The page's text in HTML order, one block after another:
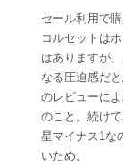
セール利用で購
コルセットは
はありますが
なる圧迫感だ
のレビューに
のこと。続けて
星マイナス1な
いため。